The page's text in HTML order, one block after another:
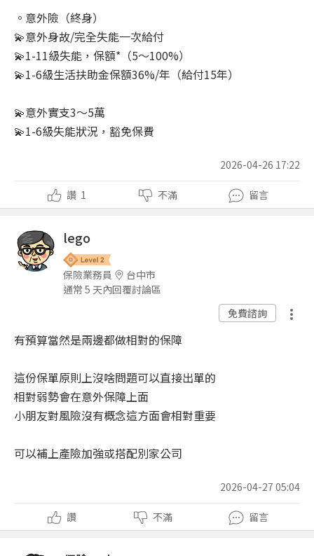
。意外險（終身）
💫意外身故/完全失能一次給付
💫1-11級失能，保額*（5～100%）
💫1-6級生活扶助金保額36%/年（給付15年）
💫意外實支3～5萬
💫1-6級失能狀況，豁免保費
2026-04-26 17:22
讚 1 不滿 留言
lego
保險業務員
台中市
通常 5 天內回覆討論區
免費諮詢
有預算當然是兩邊都做相對的保障
這份保單原則上沒啥問題可以直接出單的
相對弱勢會在意外保障上面
小朋友對風險沒有概念這方面會相對重要
可以補上產險加強或搭配別家公司
2026-04-27 05:04
讚 不滿 留言